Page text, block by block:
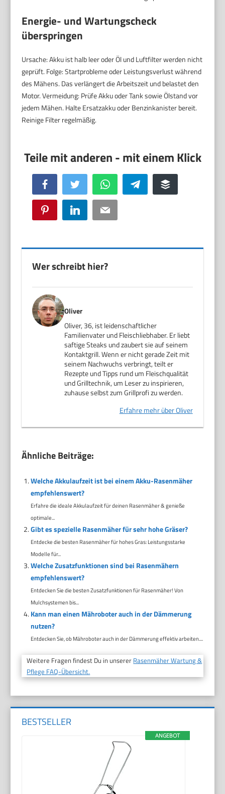
Energie- und Wartungscheck
überspringen
Ursache: Akku ist halb leer oder Öl und Luftfilter werden nicht
geprüft. Folge: Startprobleme oder Leistungsverlust während
des Mähens. Das verlängert die Arbeitszeit und belastet den
Motor. Vermeidung: Prüfe Akku oder Tank sowie Ölstand vor
jedem Mähen. Halte Ersatzakku oder Benzinkanister bereit.
Reinige Filter regelmäßig.
Facebook Twitter WhatsApp Telegram Buffer
Pinterest LinkedIn Email
Wer schreibt hier?
Oliver
Oliver, 36, ist leidenschaftlicher
Familienvater und Fleischliebhaber. Er liebt
saftige Steaks und zaubert sie auf seinem
Kontaktgrill. Wenn er nicht gerade Zeit mit
seinem Nachwuchs verbringt, teilt er
Rezepte und Tipps rund um Fleischqualität
und Grilltechnik, um Leser zu inspirieren,
zuhause selbst zum Grillprofi zu werden.
Erfahre mehr über Oliver
Ähnliche Beiträge:
Welche Akkulaufzeit ist bei einem Akku-Rasenmäher
empfehlenswert?
Erfahre die ideale Akkulaufzeit für deinen Rasenmäher & genieße
optimale...
Gibt es spezielle Rasenmäher für sehr hohe Gräser?
Entdecke die besten Rasenmäher für hohes Gras: Leistungsstarke
Modelle für...
Welche Zusatzfunktionen sind bei Rasenmähern
empfehlenswert?
Entdecken Sie die besten Zusatzfunktionen für Rasenmäher! Von
Mulchsystemen bis...
Kann man einen Mähroboter auch in der Dämmerung
nutzen?
Entdecken Sie, ob Mähroboter auch in der Dämmerung effektiv arbeiten....
Weitere Fragen findest Du in unserer Rasenmäher Wartung &
Pflege FAQ-Übersicht.
BESTSELLER
ANGEBOT